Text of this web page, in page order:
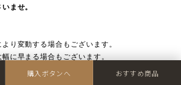
ませ。
り変動する場合もございます。
に早まる場合もございます。
振込またはクレジット決済で承っております。
購入ボタンへ おすすめ商品